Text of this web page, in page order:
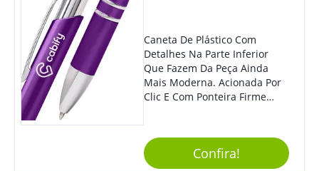
Caneta De Plástico Com
Detalhes Na Parte Inferior
Que Fazem Da Peça Ainda
Mais Moderna. Acionada Por
Clic E Com Ponteira Firme
Confira!